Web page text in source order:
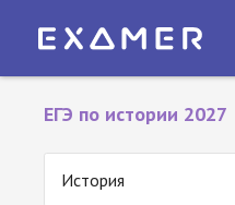
ЕГЭ по истории 2027
История